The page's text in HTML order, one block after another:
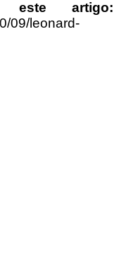
este artigo:
09/leonard-